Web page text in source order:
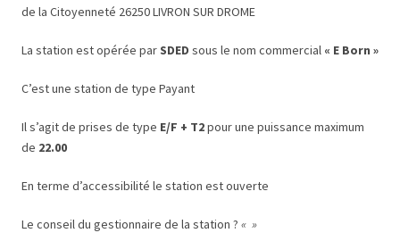
de la Citoyenneté 26250 LIVRON SUR DROME
La station est opérée par SDED sous le nom commercial « E Born »
C’est une station de type Payant
Il s’agit de prises de type E/F + T2pour une puissance maximum
de 22.00
En terme d’accessibilité le station est ouverte
Le conseil du gestionnaire de la station ? « »